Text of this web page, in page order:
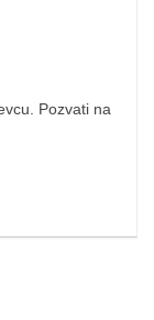
Pozvati na